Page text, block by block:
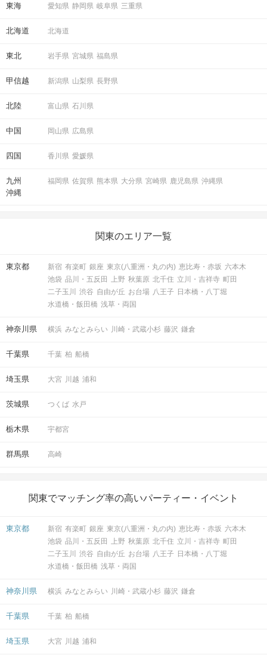
東海 愛知県 静岡県 岐阜県 三重県
北海道 北海道
東北 岩手県 宮城県 福島県
甲信越 新潟県 山梨県 長野県
北陸 富山県 石川県
中国 岡山県 広島県
四国 香川県 愛媛県
九州
沖縄
福岡県 佐賀県 熊本県 大分県 宮崎県 鹿児島県 沖縄県
関東のエリア一覧
東京都 新宿 有楽町 銀座 東京(八重洲・丸の内) 恵比寿・赤坂 六本木
池袋 品川・五反田 上野 秋葉原 北千住 立川・吉祥寺 町田
二子玉川
渋谷 自由が丘 お台場 八王子 日本橋・八丁堀
水道橋・飯田橋 浅草・両国
神奈川県 横浜 みなとみらい 川崎・武蔵小杉 藤沢 鎌倉
千葉県 千葉 柏 船橋
埼玉県 大宮 川越 浦和
茨城県 つくば 水戸
栃木県 宇都宮
群馬県 高崎
関東でマッチング率の高いパーティー・イベント
東京都 新宿 有楽町 銀座 東京(八重洲・丸の内) 恵比寿・赤坂 六本木
池袋 品川・五反田 上野 秋葉原 北千住 立川・吉祥寺 町田
二子玉川
渋谷 自由が丘 お台場 八王子 日本橋・八丁堀
水道橋・飯田橋 浅草・両国
神奈川県 横浜 みなとみらい 川崎・武蔵小杉 藤沢 鎌倉
千葉県 千葉 柏 船橋
埼玉県 大宮 川越 浦和